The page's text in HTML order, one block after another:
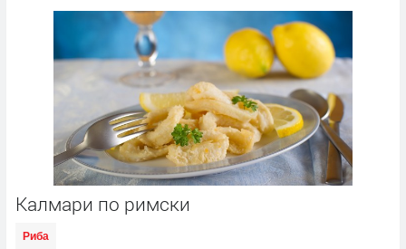
Калмари по римски
Риба